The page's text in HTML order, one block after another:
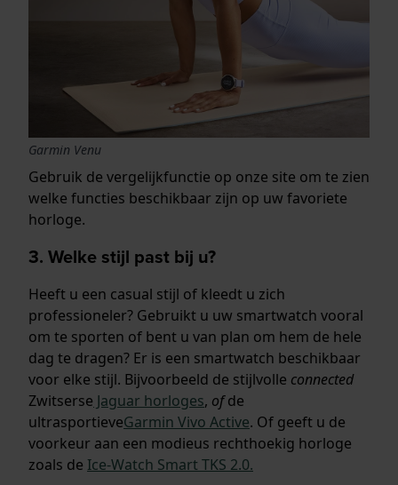
Garmin Venu
Gebruik de vergelijkfunctie op onze site om te zien
welke functies beschikbaar zijn op uw favoriete
horloge.
3. Welke stijl past bij u?
Heeft u een casual stijl of kleedt u zich
professioneler? Gebruikt u uw smartwatch vooral
om te sporten of bent u van plan om hem de hele
dag te dragen? Er is een smartwatch beschikbaar
voor elke stijl. Bijvoorbeeld de stijlvolle connected
Zwitserse Jaguar horloges, ofde
ultrasportieveGarmin Vivo Active. Of geeft u de
voorkeur aan een modieus rechthoekig horloge
zoals de Ice-Watch Smart TKS 2.0.